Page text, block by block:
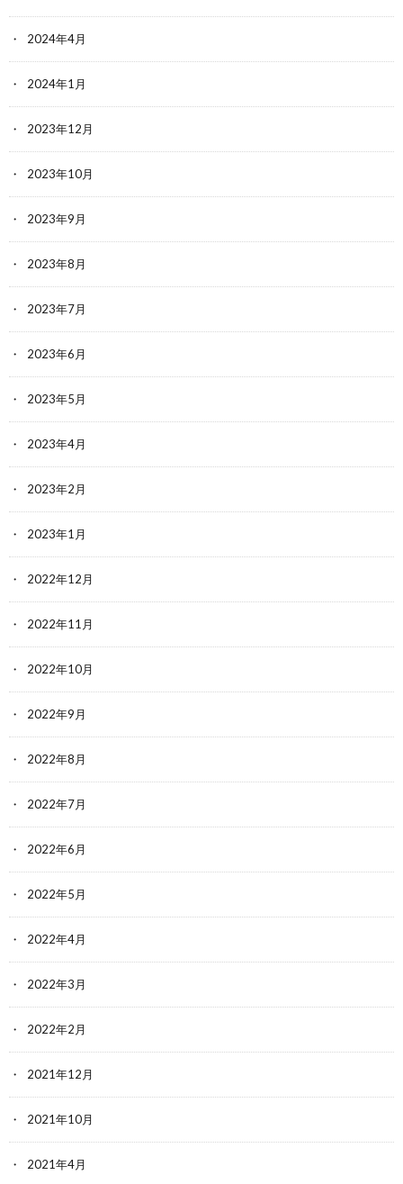
2024年4月
2024年1月
2023年12月
2023年10月
2023年9月
2023年8月
2023年7月
2023年6月
2023年5月
2023年4月
2023年2月
2023年1月
2022年12月
2022年11月
2022年10月
2022年9月
2022年8月
2022年7月
2022年6月
2022年5月
2022年4月
2022年3月
2022年2月
2021年12月
2021年10月
2021年4月